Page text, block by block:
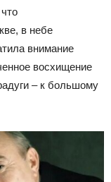
в небе
внимание
восхищение
– к большому